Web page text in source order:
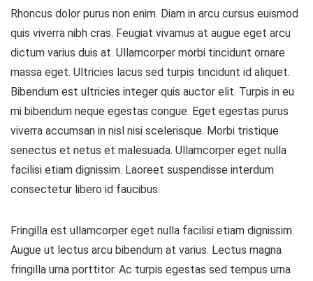
Rhoncus dolor purus non enim. Diam in arcu cursus euismod
quis viverra nibh cras. Feugiat vivamus at augue eget arcu
dictum varius duis at. Ullamcorper morbi tincidunt ornare
massa eget. Ultricies lacus sed turpis tincidunt id aliquet.
Bibendum est ultricies integer quis auctor elit. Turpis in eu
mi bibendum neque egestas congue. Eget egestas purus
viverra accumsan in nisl nisi scelerisque. Morbi tristique
senectus et netus et malesuada. Ullamcorper eget nulla
facilisi etiam dignissim. Laoreet suspendisse interdum
consectetur libero id faucibus.
Fringilla est ullamcorper eget nulla facilisi etiam dignissim.
Augue ut lectus arcu bibendum at varius. Lectus magna
fringilla urna porttitor. Ac turpis egestas sed tempus urna